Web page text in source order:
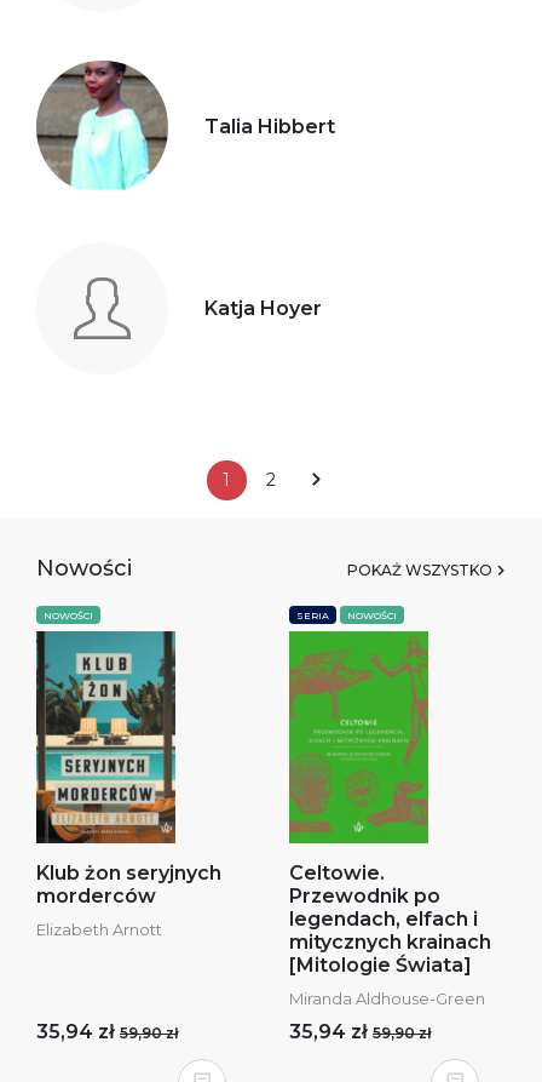
Talia Hibbert
Katja Hoyer
1 2
Nowości POKAŻ WSZYSTKO
NOWOŚCI
Klub żon seryjnych
morderców
Elizabeth Arnott
35,94 zł 59,90 zł
SERIA NOWOŚCI
Celtowie.
Przewodnik po
legendach, elfach i
mitycznych krainach
[Mitologie Świata]
Miranda Aldhouse-Green
35,94 zł 59,90 zł